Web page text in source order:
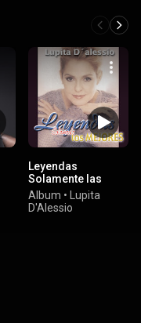
Leyendas
Solamente las
Mejores / Lupita
D'Alessio
Album • Lupita
D'Alessio